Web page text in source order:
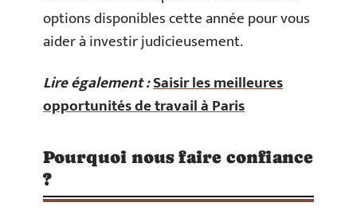
options disponibles cette année pour vous
aider à investir judicieusement.
Lire également :Saisir les meilleures
opportunités de travail à Paris
Pourquoi nous faire confiance
?